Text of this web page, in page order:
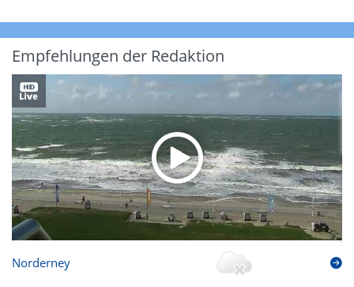
Empfehlungen der Redaktion
Norderney